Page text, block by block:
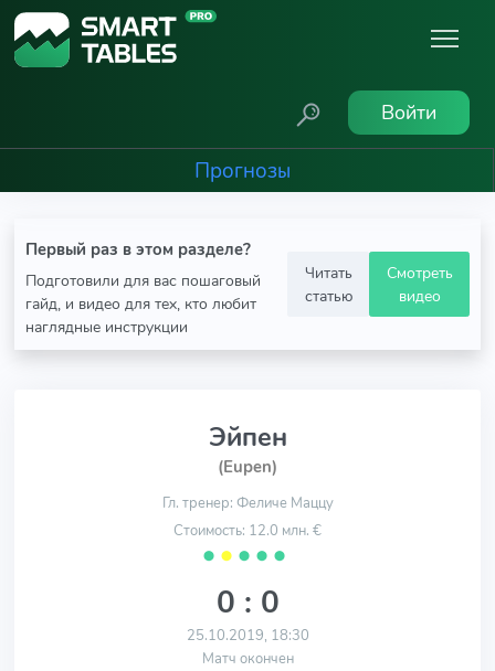
Войти
Прогнозы
Первый раз в этом разделе?
Подготовили для вас пошаговый
гайд, и видео для тех, кто любит
наглядные инструкции
Читать
статью
Смотреть
видео
Эйпен
(Eupen)
Гл. тренер: Феличе Маццу
Стоимость: 12.0 млн. €
⬤ ⬤ ⬤ ⬤ ⬤
0 : 0
25.10.2019, 18:30
Матч окончен